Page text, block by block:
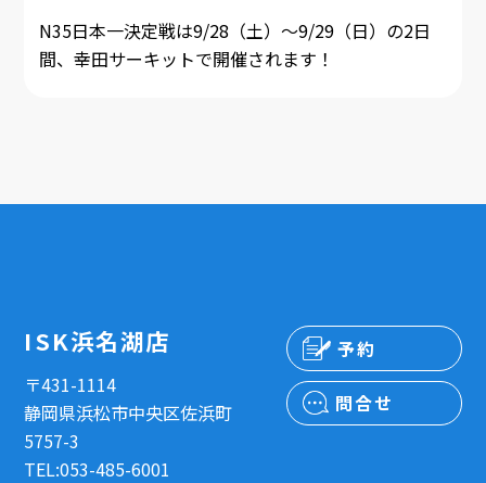
N35日本一決定戦は9/28（土）～9/29（日）の2日
間、幸田サーキットで開催されます！
ISK浜名湖店
〒431-1114
静岡県浜松市中央区佐浜町
5757-3
TEL:053-485-6001
予約
問合せ